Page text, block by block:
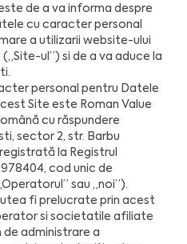
de a va informa despre
cu caracter personal
a utilizarii website-ului
ul”) si de a va aduce la
personal pentru Datele
Site este Roman Value
cu răspundere
sector 2, str. Barbu
la Registrul
cod unic de
sau „noi”).
fi prelucrate prin acest
si societatile afiliate
administrare a